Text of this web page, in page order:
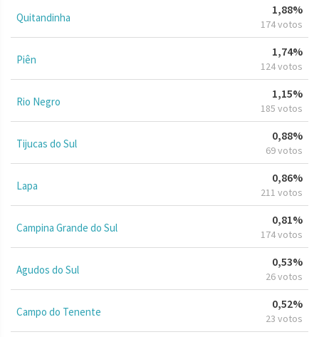
Quitandinha
1,88%
174 votos
Piên
1,74%
124 votos
Rio Negro
1,15%
185 votos
Tijucas do Sul
0,88%
69 votos
Lapa
0,86%
211 votos
Campina Grande do Sul
0,81%
174 votos
Agudos do Sul
0,53%
26 votos
Campo do Tenente
0,52%
23 votos